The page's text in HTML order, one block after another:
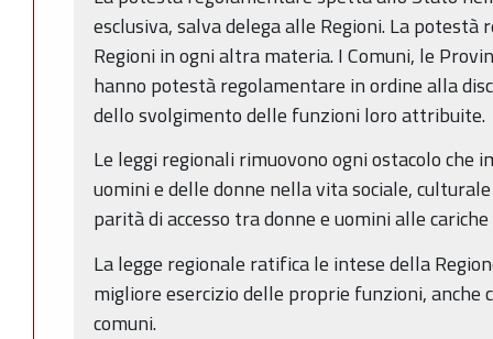
esclusiva, salva delega alle Regioni. La
Regioni in ogni altra materia. I Comuni, le
hanno potestà regolamentare in ordine alla
dello svolgimento delle funzioni loro attribuite.
Le leggi regionali rimuovono ogni ostacolo che
uomini e delle donne nella vita sociale,
parità di accesso tra donne e uomini alle
La legge regionale ratifica le intese della
migliore esercizio delle proprie funzioni, anche
comuni.